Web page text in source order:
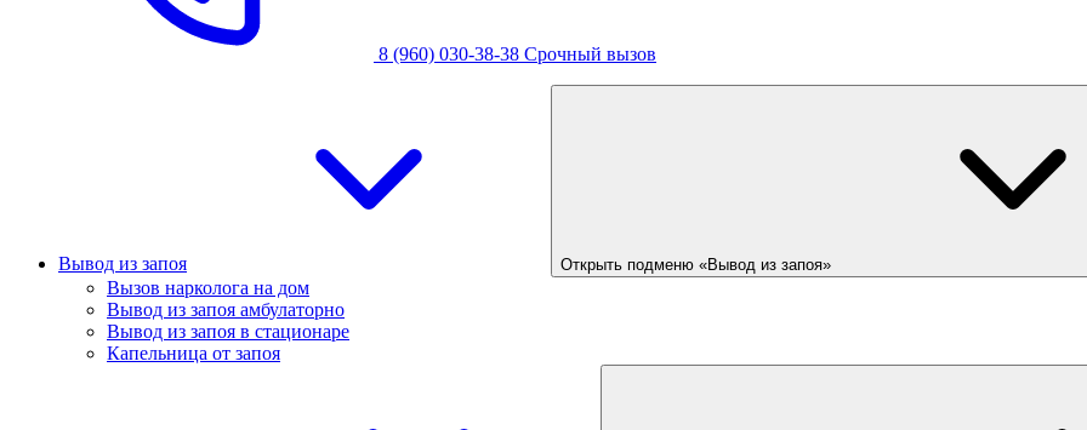
8 (960) 030-38-38 Срочный вызов
Вывод из запоя Открыть подменю «Вывод из запоя»
Вызов нарколога на дом
Вывод из запоя амбулаторно
Вывод из запоя в стационаре
Капельница от запоя